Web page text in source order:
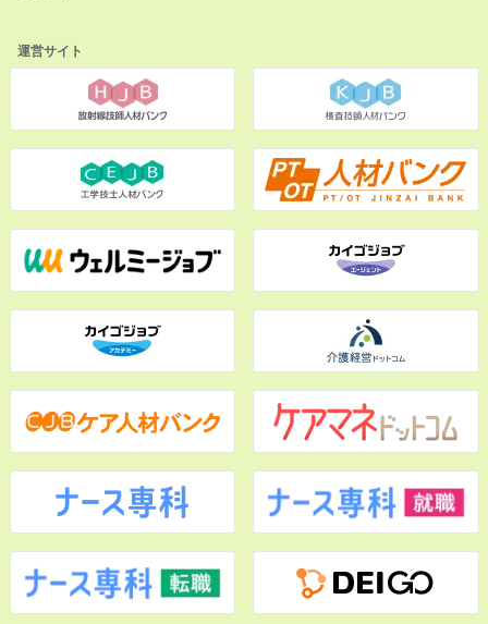
運営サイト